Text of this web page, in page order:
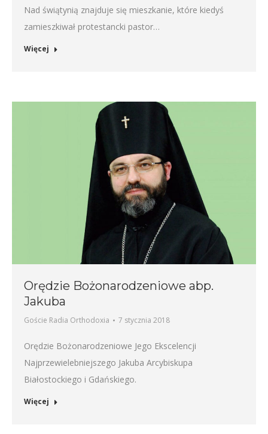
Nad świątynią znajduje się mieszkanie, które kiedyś
zamieszkiwał protestancki pastor…
Więcej
Orędzie Bożonarodzeniowe abp.
Jakuba
Goście Radia Orthodoxia 7 stycznia 2018
Orędzie Bożonarodzeniowe Jego Ekscelencji
Najprzewielebniejszego Jakuba Arcybiskupa
Białostockiego i Gdańskiego.
Więcej